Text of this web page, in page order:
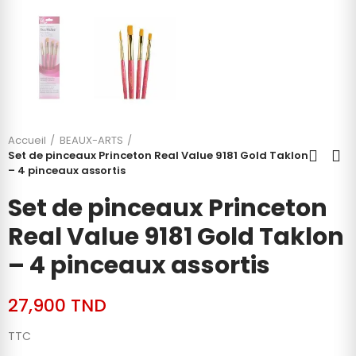
Accueil
BEAUX-ARTS
Set de pinceaux Princeton Real Value 9181 Gold Taklon
– 4 pinceaux assortis
Set de pinceaux Princeton
Real Value 9181 Gold Taklon
– 4 pinceaux assortis
27,900 TND
TTC